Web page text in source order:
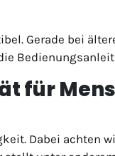
Gerade bei
für
Dabei achten